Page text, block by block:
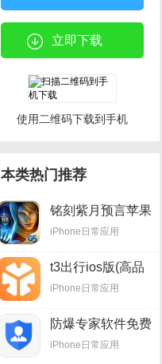
立即下载
使用二维码下载到手机
本类热门推荐
铭刻紫月预言苹果
手游(ios冒险游戏)
v1.9 官方最新版
iPhone日常应用
t3出行ios版(高品
质出行打车平台)
v1.8.3 苹果版
iPhone日常应用
防爆专家软件免费
版(系统工具)
v1.9.0 手机版
iPhone日常应用